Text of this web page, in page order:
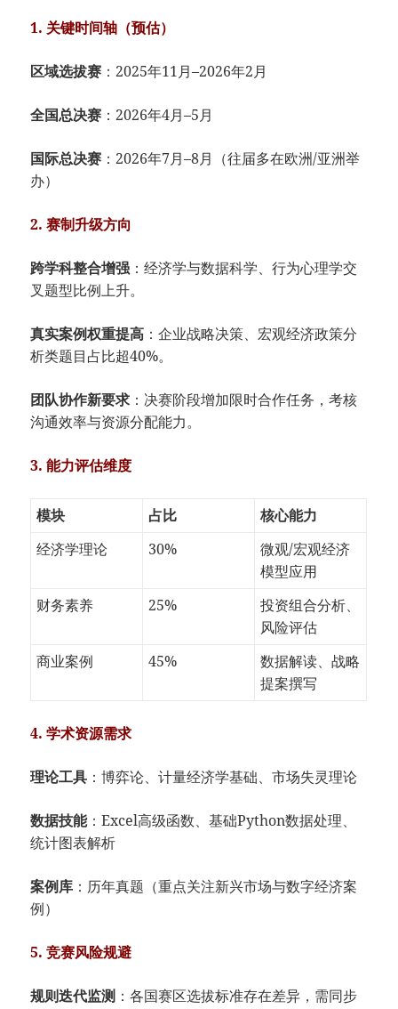
​1. 关键时间轴（预估）​
​区域选拔赛​ ​：2025年11月–2026年2月
​全国总决赛​ ​：2026年4月–5月
​国际总决赛​ ​：2026年7月–8月（往届多在欧洲/亚洲举
办）
​2. 赛制升级方向​
​跨学科整合增强​ ​：经济学与数据科学、行为心理学交
叉题型比例上升。
​真实案例权重提高​ ​：企业战略决策、宏观经济政策分
析类题目占比超40%。
​团队协作新要求​ ​：决赛阶段增加限时合作任务，考核
沟通效率与资源分配能力。
​3. 能力评估维度​
模块 占比
核心能力
经济学理论
30%
微观/宏观经济
模型应用
财务素养
25%
投资组合分析、
风险评估
商业案例
45%
数据解读、战略
提案撰写
​4. 学术资源需求​
​理论工具​ ​：博弈论、计量经济学基础、市场失灵理论
​数据技能​​：Excel高级函数、基础Python数据处理、
统计图表解析
​案例库​ ​：历年真题（重点关注新兴市场与数字经济案
例）
​5. 竞赛风险规避​
​规则迭代监测​ ​：各国赛区选拔标准存在差异，需同步